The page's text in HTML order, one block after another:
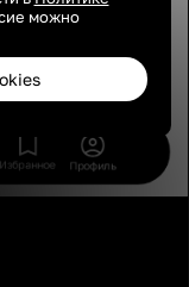
Избранное Профиль
можно